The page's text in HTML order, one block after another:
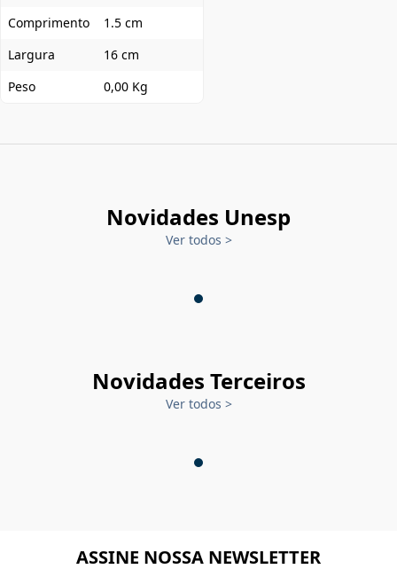
Comprimento
1.5 cm
Largura
16 cm
Peso
0,00 Kg
Novidades Unesp
Ver todos >
Novidades Terceiros
Ver todos >
ASSINE NOSSA NEWSLETTER